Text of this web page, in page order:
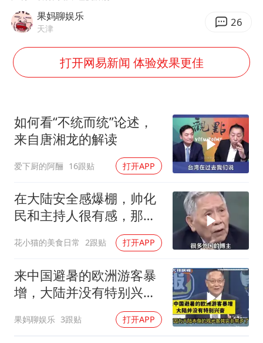
浙江海域将现5到8米巨浪到狂浪
武契奇会见泽连斯基有何意图
上海大部迎大暴雨
“伊斯兰版北约”出现
构建更高水平的全民健身公共服务体系
果妈聊娱乐
天津 26
打开网易新闻 体验效果更佳
如何看“不统而统”论述，
来自唐湘龙的解读
爱下厨的阿酾 16跟贴 打开APP
在大陆安全感爆棚，帅化
民和主持人很有感，那个
花小猫的美食日常 2跟贴 打开APP
来中国避暑的欧洲游客暴
增，大陆并没有特别兴
果妈聊娱乐 3跟贴 打开APP